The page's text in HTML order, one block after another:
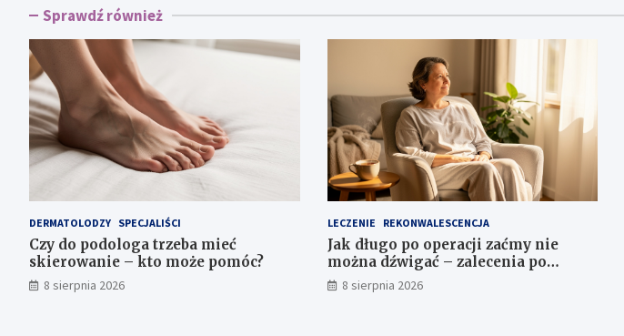
Sprawdź również
DERMATOLODZY SPECJALIŚCI
Czy do podologa trzeba mieć
skierowanie – kto może pomóc?
8 sierpnia 2026
LECZENIE REKONWALESCENCJA
Jak długo po operacji zaćmy nie
można dźwigać – zalecenia po
zabiegu
8 sierpnia 2026